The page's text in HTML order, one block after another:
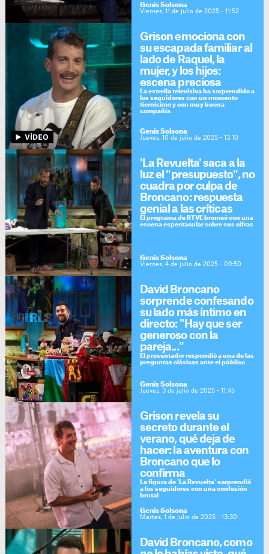
Genís Solsona
Viernes, 11 de julio de 2025 - 11:52
Grison emociona con
su escapada familiar al
lado de Raquel, la
mujer, y los hijos:
escena preciosa
La estrella televisiva ha sorprendido a
los seguidores con un momento
tiernísimo y con muy buena
compañía
Genís Solsona
Jueves, 10 de julio de 2025 - 13:10
'La Revuelta' saca a la
luz el "presupuesto", no
cuadra por culpa de
Broncano: respuesta
genial a las críticas
El programa de RTVE bromeó con una
escena espectacular sobre sus cifras
Genís Solsona
Viernes, 4 de julio de 2025 - 09:50
David Broncano
sorprende confesando
su lado más íntimo en
directo: "Hay que ser
generoso con la
pareja..."
El presentador respondió a una de las
preguntas clásicas ante el público
Genís Solsona
Jueves, 3 de julio de 2025 - 11:45
Grison revela su
secreto durante el
verano, qué deja de
hacer: la aventura con
Broncano que lo
confirma
La figura de 'La Revuelta' sorprendió
a los seguidores con una confesión
brutal
Genís Solsona
Martes, 1 de julio de 2025 - 13:30
David Broncano, como